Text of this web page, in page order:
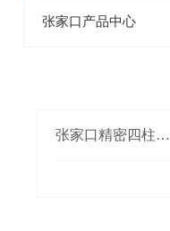
张家口产品中心
张家口精密四柱单